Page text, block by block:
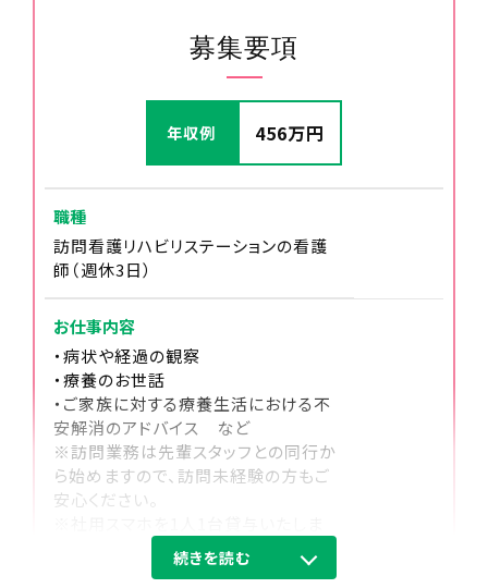
13:30～17:00
午後の訪問
午後も2～４件のご利用者様のお宅を回ります。
募集要項
続きを読む
年収例 456万円
職種
訪問看護リハビリステーションの看護
師（週休3日）
お仕事内容
・病状や経過の観察
・療養のお世話
・ご家族に対する療養生活における不
安解消のアドバイス など
※訪問業務は先輩スタッフとの同行か
ら始めますので、訪問未経験の方もご
安心ください。
※電子カルテやLINEワークスを導入し